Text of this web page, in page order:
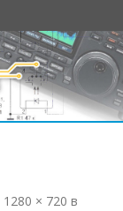
1280 × 720 в